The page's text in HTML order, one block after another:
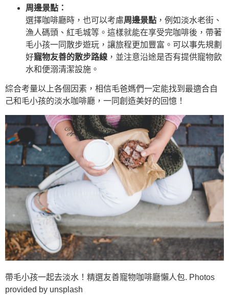
周邊景點：
選擇咖啡廳時，也可以考慮周邊景點 ，例如淡水老街、
漁人碼頭、紅毛城等。這樣就能在享受完咖啡後，帶著
毛小孩一同散步遊玩，讓旅程更加豐富。可以事先規劃
好寵物友善的散步路線 ，並注意沿途是否有提供寵物飲
水和便溺清潔設施。
綜合考量以上各個因素，相信毛爸媽們一定能找到最適合自
己和毛小孩的淡水咖啡廳，一同創造美好的回憶！
帶毛小孩一起去淡水！精選友善寵物咖啡廳懶人包. Photos
provided by unsplash